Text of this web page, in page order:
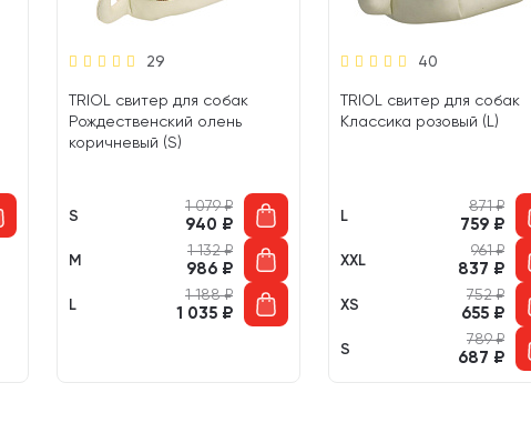
29
TRIOL свитер для собак
Рождественский олень
коричневый (S)
S
1 079₽
940 ₽
M
1 132₽
986 ₽
L
1 188₽
1 035 ₽
40
TRIOL свитер для собак
Классика розовый (L)
L
871₽
759 ₽
XXL
961₽
837 ₽
XS
752₽
655 ₽
S
789₽
687 ₽